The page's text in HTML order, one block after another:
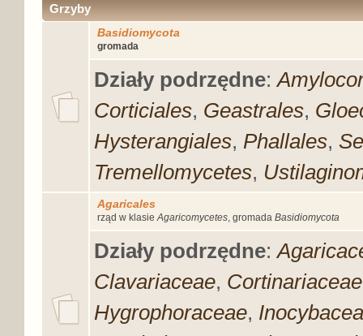
Grzyby
Basidiomycota
gromada
Działy podrzędne:
Corticiales, Geastrales,
Hysterangiales, Phallales,
Tremellomycetes,
Agaricales
rząd w klasie Agaricomycetes, gromada Basidiomycota
Działy podrzędne:
Clavariaceae, Cortinariaceae
Hygrophoraceae,